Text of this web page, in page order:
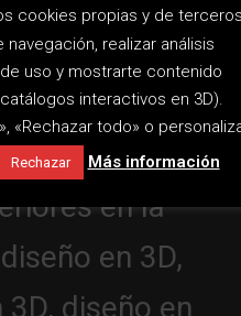
cookies propias y de
realizar análisis
uso y mostrarte contenido
interactivos en 3D).
«Rechazar todo» o
Rechazar Más información